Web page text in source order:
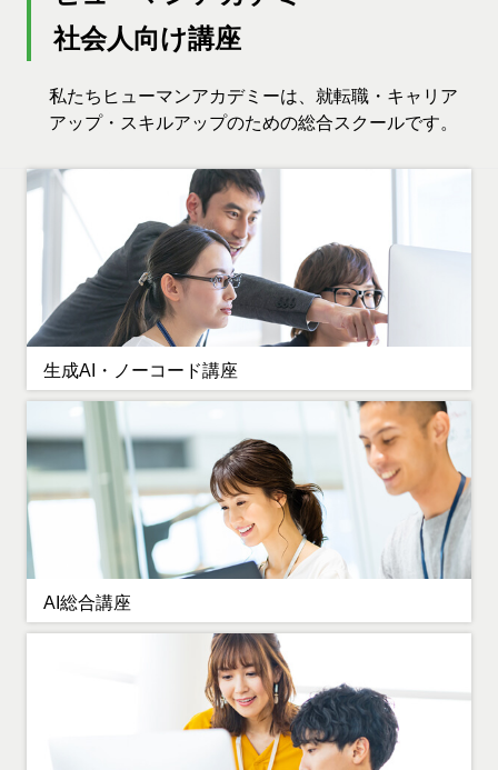
社会人向け講座
私たちヒューマンアカデミーは、就転職・キャリア
アップ・スキルアップのための総合スクールです。
生成AI・ノーコード講座
AI総合講座